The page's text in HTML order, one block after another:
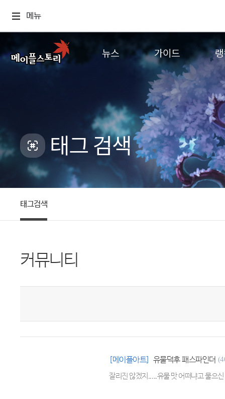
메뉴
뉴스
업데이트
이벤트
캐시샵 공지
메이플 알림판
with maple
가이드
게임정보
직업소개
확률형 아이템
NEXON NOW
추가정보
월드
컨텐
태그 검색
태그검색
커뮤니티
[메이플아트] 유물덕후 패스파인더
잘리진 않겠지.....유물 맛 어떠냐고 물으